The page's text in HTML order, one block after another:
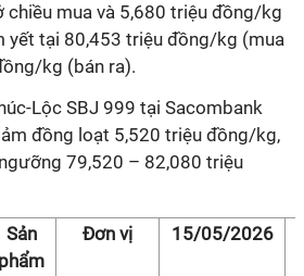
mua và 5,680 triệu đồng/kg
yết tại 80,453 triệu đồng/kg (mua
kg (bán ra).
Lộc SBJ 999 tại Sacombank
đồng loạt 5,520 triệu đồng/kg,
79,520 – 82,080 triệu
Sản
phẩm
Đơn vị 15/05/2026